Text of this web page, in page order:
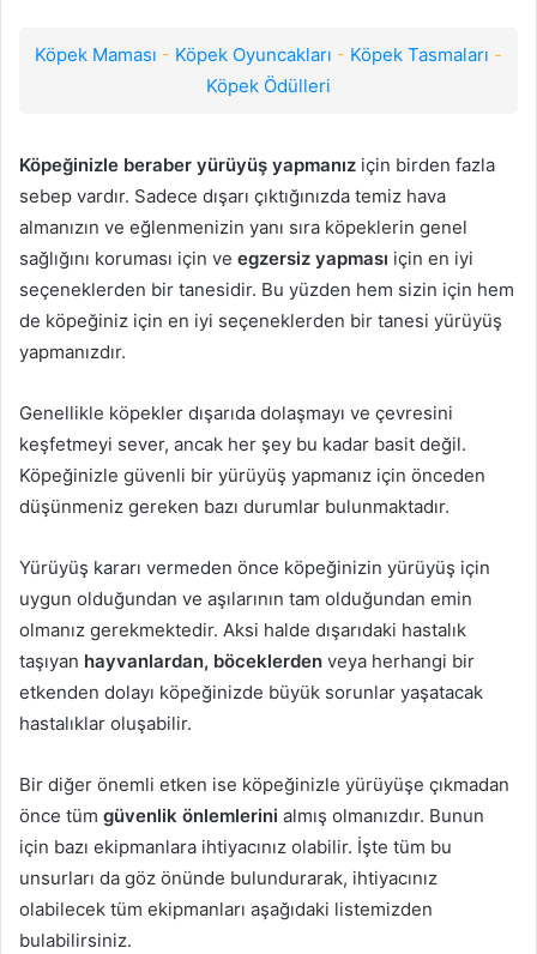
Köpek Maması - Köpek Oyuncakları - Köpek Tasmaları -
Köpek Ödülleri
Köpeğinizle beraber yürüyüş yapmanız için birden fazla
sebep vardır. Sadece dışarı çıktığınızda temiz hava
almanızın ve eğlenmenizin yanı sıra köpeklerin genel
sağlığını koruması için ve egzersiz yapması için en iyi
seçeneklerden bir tanesidir. Bu yüzden hem sizin için hem
de köpeğiniz için en iyi seçeneklerden bir tanesi yürüyüş
yapmanızdır.
Genellikle köpekler dışarıda dolaşmayı ve çevresini
keşfetmeyi sever, ancak her şey bu kadar basit değil.
Köpeğinizle güvenli bir yürüyüş yapmanız için önceden
düşünmeniz gereken bazı durumlar bulunmaktadır.
Yürüyüş kararı vermeden önce köpeğinizin yürüyüş için
uygun olduğundan ve aşılarının tam olduğundan emin
olmanız gerekmektedir. Aksi halde dışarıdaki hastalık
taşıyan hayvanlardan, böceklerden veya herhangi bir
etkenden dolayı köpeğinizde büyük sorunlar yaşatacak
hastalıklar oluşabilir.
Bir diğer önemli etken ise köpeğinizle yürüyüşe çıkmadan
önce tüm güvenlik önlemlerini almış olmanızdır. Bunun
için bazı ekipmanlara ihtiyacınız olabilir. İşte tüm bu
unsurları da göz önünde bulundurarak, ihtiyacınız
olabilecek tüm ekipmanları aşağıdaki listemizden
bulabilirsiniz.